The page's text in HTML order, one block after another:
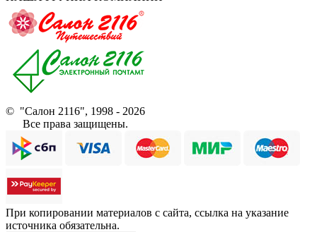
© "Салон 2116", 1998 - 2026
Все права защищены.
При копировании материалов с сайта, ссылка на указание
источника обязательна.